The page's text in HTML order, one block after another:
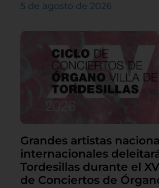
5 de agosto de 2026
Grandes artistas
internacionales
Tordesillas durante el
de Conciertos de